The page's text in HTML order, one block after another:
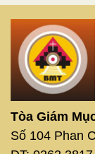
Tòa Giám
Số 104 Phan